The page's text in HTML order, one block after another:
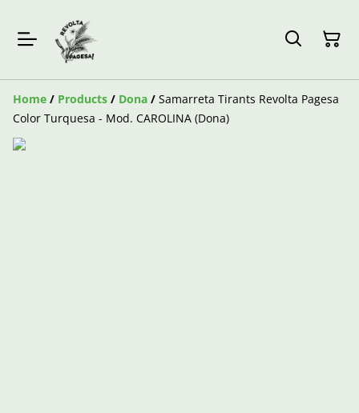
Home / Products / Dona / Samarreta Tirants Revolta Pagesa
Color Turquesa - Mod. CAROLINA (Dona)